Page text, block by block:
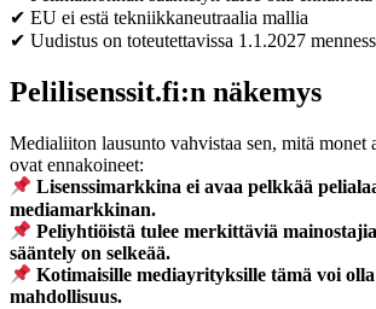
✔ EU ei estä tekniikkaneutraalia mallia
✔ Uudistus on toteutettavissa 1.1.2027
Pelilisenssit.fi:n näkemys
Medialiiton lausunto vahvistaa sen, mitä monet
ovat ennakoineet:
Lisenssimarkkina ei avaa pelkkää
mediamarkkinan.
Peliyhtiöistä tulee merkittäviä
sääntely on selkeää.
Kotimaisille mediayrityksille tämä voi
mahdollisuus.